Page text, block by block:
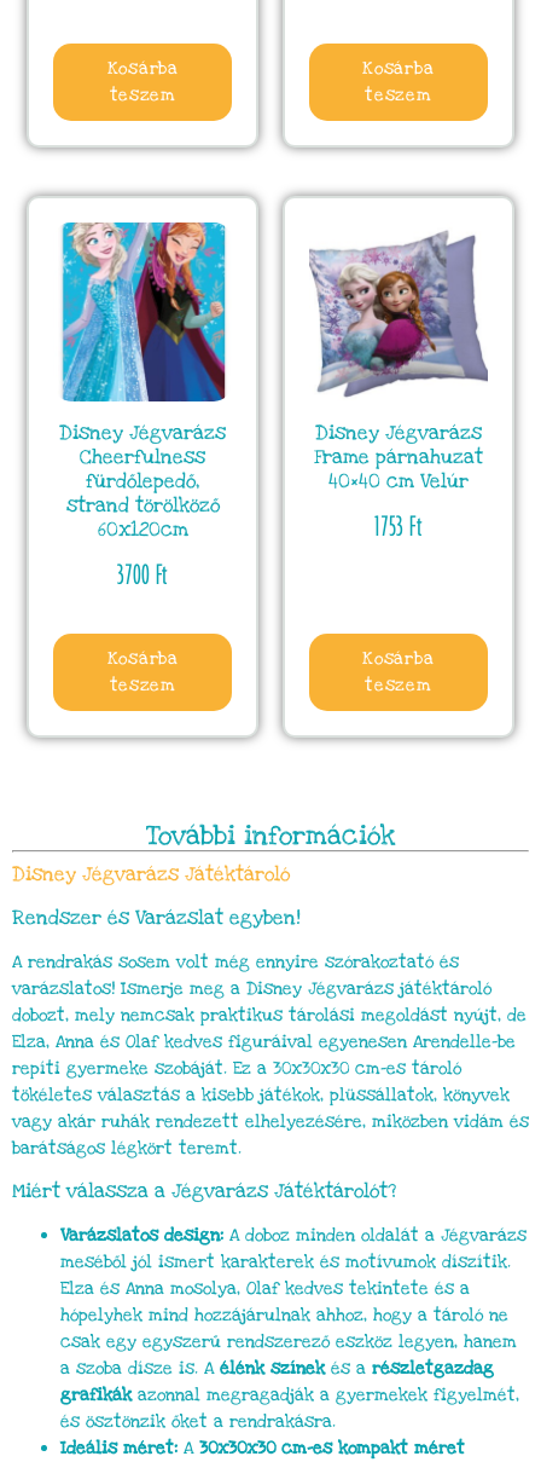
Kosárba
teszem
Kosárba
teszem
Disney Jégvarázs
Cheerfulness
fürdőlepedő,
strand törölköző
60x120cm
3700Ft
Kosárba
teszem
Disney Jégvarázs
Frame párnahuzat
40×40 cm Velúr
1753Ft
Kosárba
teszem
További információk
Disney Jégvarázs Játéktároló
Rendszer és Varázslat egyben!
A rendrakás sosem volt még ennyire szórakoztató és
varázslatos! Ismerje meg a Disney Jégvarázs játéktároló
dobozt, mely nemcsak praktikus tárolási megoldást nyújt, de
Elza, Anna és Olaf kedves figuráival egyenesen Arendelle-be
repíti gyermeke szobáját. Ez a 30x30x30 cm-es tároló
tökéletes választás a kisebb játékok, plüssállatok, könyvek
vagy akár ruhák rendezett elhelyezésére, miközben vidám és
barátságos légkört teremt.
Miért válassza a Jégvarázs Játéktárolót?
Varázslatos design: A doboz minden oldalát a Jégvarázs
meséből jól ismert karakterek és motívumok díszítik.
Elza és Anna mosolya, Olaf kedves tekintete és a
hópelyhek mind hozzájárulnak ahhoz, hogy a tároló ne
csak egy egyszerű rendszerező eszköz legyen, hanem
a szoba dísze is. A élénk színekés a részletgazdag
grafikákazonnal megragadják a gyermekek figyelmét,
és ösztönzik őket a rendrakásra.
Ideális méret: A 30x30x30 cm-es kompakt méret